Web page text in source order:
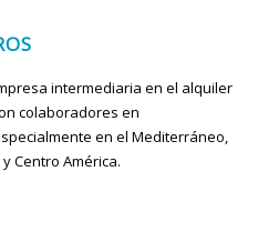
intermediaria en el alquiler
colaboradores en
en el Mediterráneo,
Centro América.